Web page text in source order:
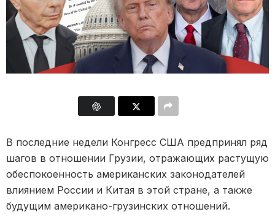
В последние недели Конгресс США предпринял ряд
шагов в отношении Грузии, отражающих растущую
обеспокоенность американских законодателей
влиянием России и Китая в этой стране, а также
будущим американо-грузинских отношений.